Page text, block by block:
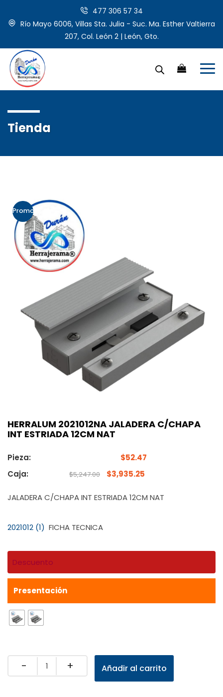
477 306 57 34
Río Mayo 6006, Villas Sta. Julia - Suc. Ma. Esther Valtierra
207, Col. León 2 | León, Gto.
Tienda
Promo!
HERRALUM 2021012NA JALADERA C/CHAPA
INT ESTRIADA 12CM NAT
Pieza: $52.47
Caja:
$5,247.00 $3,935.25
JALADERA C/CHAPA INT ESTRIADA 12CM NAT
2021012 (1) FICHA TECNICA
Descuento
Presentación
Quantity Añadir al carrito